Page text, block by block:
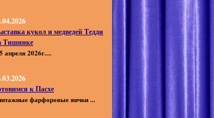
кукол и медведей Тедди
Тишинке
апреля 2026г....
к Пасхе
фарфоровые яички ...